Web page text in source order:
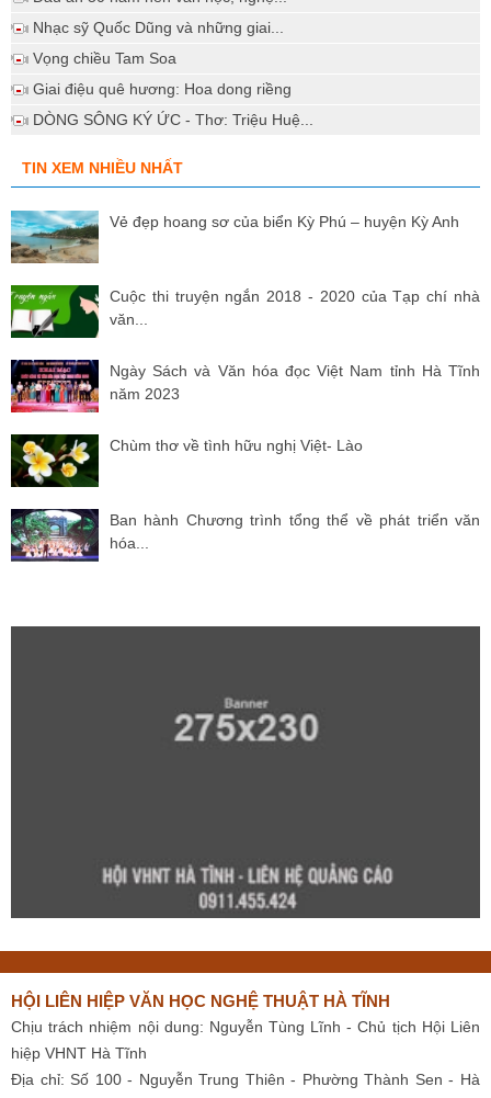
Nhạc sỹ Quốc Dũng và những giai...
Vọng chiều Tam Soa
Giai điệu quê hương: Hoa dong riềng
DÒNG SÔNG KÝ ỨC - Thơ: Triệu Huệ...
TIN XEM NHIỀU NHẤT
Vẻ đẹp hoang sơ của biển Kỳ Phú – huyện Kỳ Anh
Cuộc thi truyện ngắn 2018 - 2020 của Tạp chí nhà
văn...
Ngày Sách và Văn hóa đọc Việt Nam tỉnh Hà Tĩnh
năm 2023
Chùm thơ về tình hữu nghị Việt- Lào
Ban hành Chương trình tổng thể về phát triển văn
hóa...
HỘI LIÊN HIỆP VĂN HỌC NGHỆ THUẬT HÀ TĨNH
Chịu trách nhiệm nội dung: Nguyễn Tùng Lĩnh - Chủ tịch Hội Liên
hiệp VHNT Hà Tĩnh
Địa chỉ: Số 100 - Nguyễn Trung Thiên - Phường Thành Sen - Hà